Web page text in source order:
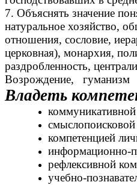
7. Объяснять значение
натуральное хозяйство,
отношения, сословие,
церковная), монархия,
раздробленность,
Возрождение, гуманизм
Владеть
компетенцией
информационно-
рефлексивной
учебно-